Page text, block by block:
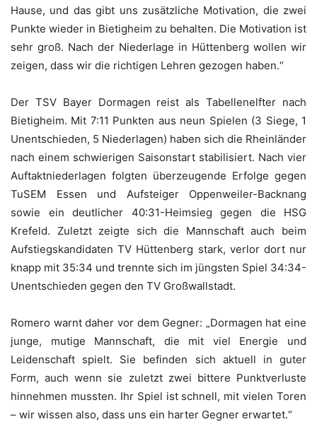
Hause, und das gibt uns zusätzliche Motivation, die zwei
Punkte wieder in Bietigheim zu behalten. Die Motivation ist
sehr groß. Nach der Niederlage in Hüttenberg wollen wir
zeigen, dass wir die richtigen Lehren gezogen haben.“
Der TSV Bayer Dormagen reist als Tabellenelfter nach
Bietigheim. Mit 7:11 Punkten aus neun Spielen (3 Siege, 1
Unentschieden, 5 Niederlagen) haben sich die Rheinländer
nach einem schwierigen Saisonstart stabilisiert. Nach vier
Auftaktniederlagen folgten überzeugende Erfolge gegen
TuSEM Essen und Aufsteiger Oppenweiler-Backnang
sowie ein deutlicher 40:31-Heimsieg gegen die HSG
Krefeld. Zuletzt zeigte sich die Mannschaft auch beim
Aufstiegskandidaten TV Hüttenberg stark, verlor dort nur
knapp mit 35:34 und trennte sich im jüngsten Spiel 34:34-
Unentschieden gegen den TV Großwallstadt.
Romero warnt daher vor dem Gegner: „Dormagen hat eine
junge, mutige Mannschaft, die mit viel Energie und
Leidenschaft spielt. Sie befinden sich aktuell in guter
Form, auch wenn sie zuletzt zwei bittere Punktverluste
hinnehmen mussten. Ihr Spiel ist schnell, mit vielen Toren
– wir wissen also, dass uns ein harter Gegner erwartet.“